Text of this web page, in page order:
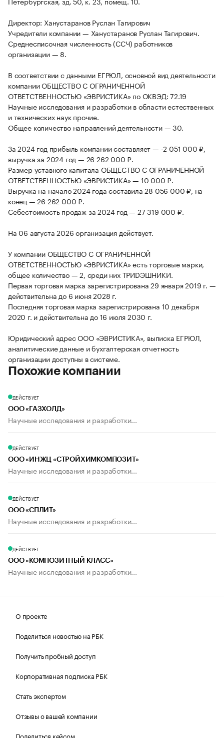
Директор: Ханустаранов Руслан Тагирович
Учредители компании — Ханустаранов Руслан Тагирович.
Среднесписочная численность (ССЧ) работников
организации — 8.
В соответствии с данными ЕГРЮЛ, основной вид деятельности
компании ОБЩЕСТВО С ОГРАНИЧЕННОЙ
ОТВЕТСТВЕННОСТЬЮ «ЭВРИСТИКА» по ОКВЭД: 72.19
Научные исследования и разработки в области естественных
и технических наук прочие.
Общее количество направлений деятельности — 30.
За 2024 год прибыль компании составляет — -2 051 000 ₽,
выручка за 2024 год — 26 262 000 ₽.
Размер уставного капитала ОБЩЕСТВО С ОГРАНИЧЕННОЙ
ОТВЕТСТВЕННОСТЬЮ «ЭВРИСТИКА» — 10 000 ₽.
Выручка на начало 2024 года составила 28 056 000 ₽, на
конец — 26 262 000 ₽.
Себестоимость продаж за 2024 год — 27 319 000 ₽.
На 06 августа 2026 организация действует.
У компании ОБЩЕСТВО С ОГРАНИЧЕННОЙ
ОТВЕТСТВЕННОСТЬЮ «ЭВРИСТИКА» есть торговые марки,
общее количество — 2, среди них ТРИDЭШНИКИ.
Первая торговая марка зарегистрирована 29 января 2019 г. —
действительна до 6 июня 2028 г.
Последняя торговая марка зарегистрирована 10 декабря
2020 г. и действительна до 16 июля 2030 г.
Юридический адрес ООО «ЭВРИСТИКА», выписка ЕГРЮЛ,
аналитические данные и бухгалтерская отчетность
организации доступны в системе.
Похожие компании
ДЕЙСТВУЕТ
ООО «ГАЗХОЛД»
Научные исследования и разработки...
ДЕЙСТВУЕТ
ООО «ИНЖЦ «СТРОЙХИМКОМПОЗИТ»
Научные исследования и разработки...
ДЕЙСТВУЕТ
ООО «СПЛИТ»
Научные исследования и разработки...
ДЕЙСТВУЕТ
ООО «КОМПОЗИТНЫЙ КЛАСС»
Научные исследования и разработки...
О проекте
Поделиться новостью на РБК
Получить пробный доступ
Корпоративная подписка РБК
Стать экспертом
Отзывы о вашей компании
Поделиться кейсом